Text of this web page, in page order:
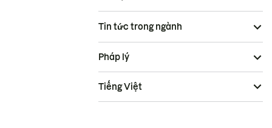
Tin tức trong ngành
Pháp lý
Tiếng Việt